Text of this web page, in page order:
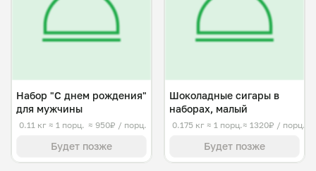
Набор "С днем рождения"
для мужчины
0.11 кг ≈ 1 порц. ≈ 950₽ / порц.
Будет позже
Шоколадные сигары в
наборах, малый
0.175 кг ≈ 1 порц.≈ 1320₽ / порц.
Будет позже